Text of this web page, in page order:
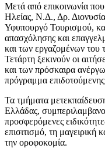
Μετά από επικοινωνία
Ηλείας, Ν.Δ., Δρ.
Υφυπουργό Τουρισμού, κα
απασχόλησης και
και των εργαζομένων του
Τετάρτη ξεκινούν οι
και των πρόσκαιρα
πρόγραμμα
Τα τμήματα
Ελλάδας,
προσφερόμενες
επισιτισμό, τη μαγειρική
την οροφοκομία.